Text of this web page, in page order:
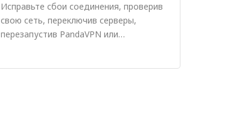
Исправьте сбои соединения, проверив
свою сеть, переключив серверы,
перезапустив PandaVPN или